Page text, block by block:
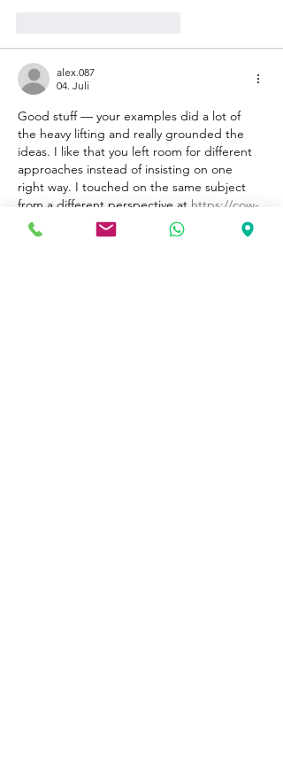
alex.087
04. Juli
Good stuff — your examples did a lot of
the heavy lifting and really grounded the
ideas. I like that you left room for different
approaches instead of insisting on one
right way. I touched on the same subject
from a different perspective at https://cow-
swaps.net/
a little while back.